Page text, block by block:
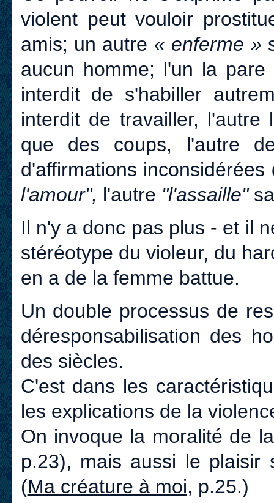
violent peut vouloir
amis; un autre « enferme »
aucun homme; l'un la
interdit de s'habiller
interdit de travailler,
que des coups, l'autre
d'affirmations inconsidérées
l'amour", l'autre "l'assaille"
Il n'y a donc pas plus - et il
stéréotype du violeur, du
en a de la femme battue.
Un double processus de
déresponsabilisation des
des siècles.
C'est dans les
les explications de la
On invoque la moralité de
p.23), mais aussi le plaisir
(Ma créature à moi, p.25.)